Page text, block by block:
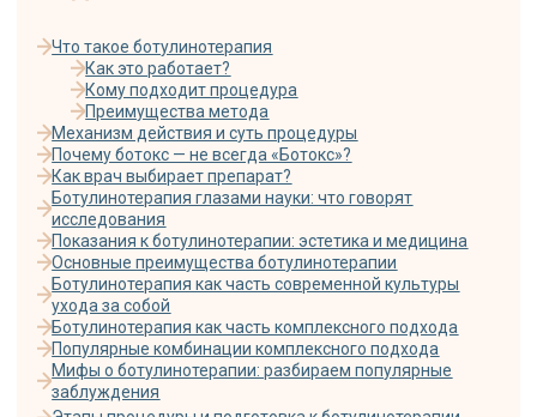
Этапы процедуры и подготовка к ботулинотерапии
Результаты процедуры: ботулинотерапия «до и после»
Дозировки препаратов — сколько единиц нужно для
разных зон
Стоимость ботулинотерапии: цены на ботулинотерапию
в Москве
Куда записаться на ботулинотерапию: как выбрать
клинику и врача
Заключение
Источники